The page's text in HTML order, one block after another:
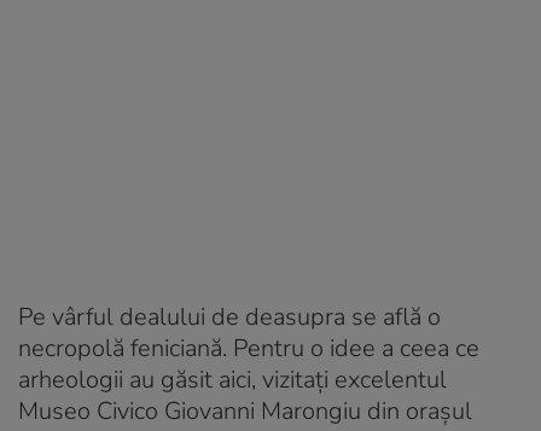
Pe vârful dealului de deasupra se află o
necropolă feniciană. Pentru o idee a ceea ce
arheologii au găsit aici, vizitați excelentul
Museo Civico Giovanni Marongiu din orașul